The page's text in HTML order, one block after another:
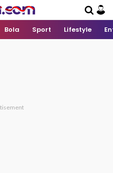
Bola Sport Lifestyle